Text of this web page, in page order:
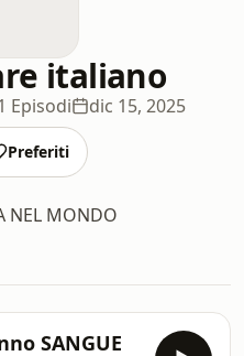
italiano
Episodi dic 15, 2025
Preferiti
NEL MONDO
SANGUE